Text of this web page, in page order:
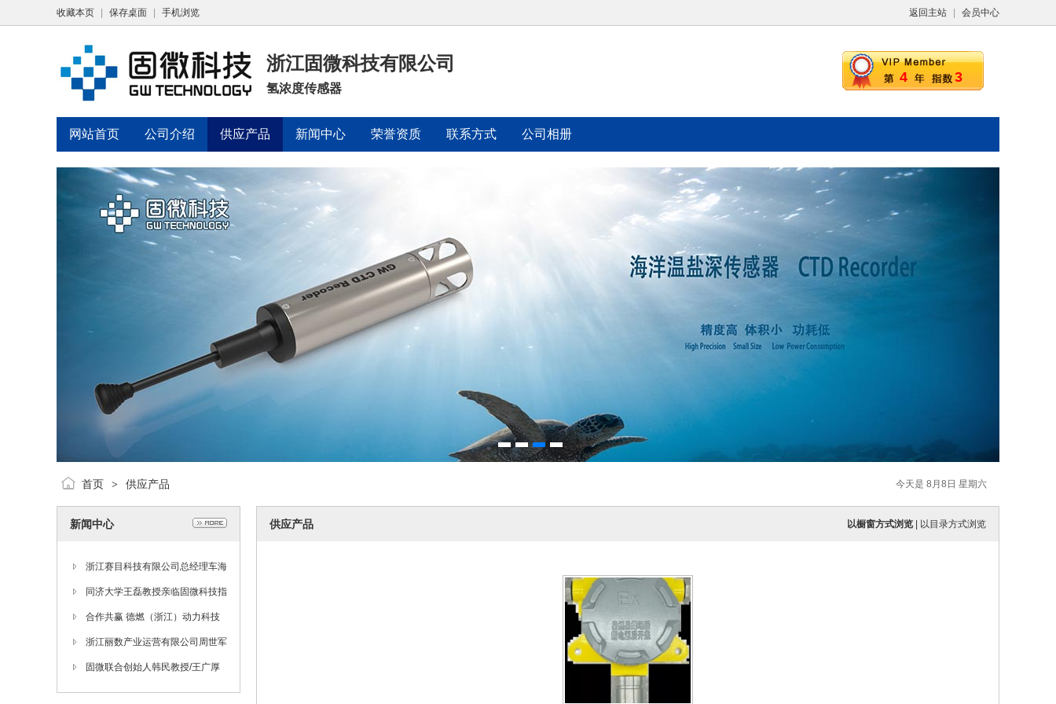
返回主站 会员中心
收藏本页 保存桌面 手机浏览
4 3
浙江固微科技有限公司
氢浓度传感器
网站首页 公司介绍 供应产品 新闻中心 荣誉资质 联系方式 公司相册
今天是 8月8日 星期六
首页 > 供应产品
新闻中心
浙江赛目科技有限公司总经理车海
翔等一行来我司参观交流
同济大学王磊教授亲临固微科技指
导工作
合作共赢 德燃（浙江）动力科技
有限公司项目部部长詹剑等一行参
观固微科技
浙江丽数产业运营有限公司周世军
一行来我司考察
固微联合创始人韩民教授/王广厚
院士团队在原子团簇制备量子传感
以橱窗方式浏览 以目录方式浏览
供应产品